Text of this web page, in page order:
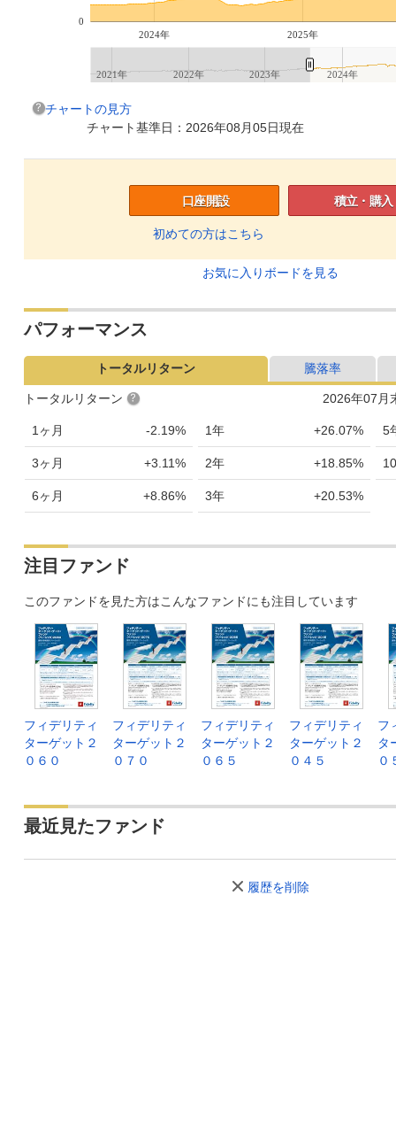
2024年 2025年
0
2021年 2022年 2023年 2024年
チャートの見方
チャート基準日：2026年08月05日現在
口座開設
初めての方はこちら
積立・購入
お気に入りボードを見る
パフォーマンス
トータルリターン 騰落率
2026年07月
トータルリターン
1ヶ月 -2.19%
3ヶ月 +3.11%
6ヶ月 +8.86%
1年 +26.07%
2年 +18.85%
3年 +20.53%
5
注目ファンド
このファンドを見た方はこんなファンドにも注目しています
フィデリティ
ターゲット２
０６０
フィデリティ
ターゲット２
０７０
フィデリティ
ターゲット２
０６５
フィデリティ
ターゲット２
０４５
フ
タ
０
最近見たファンド
履歴を削除